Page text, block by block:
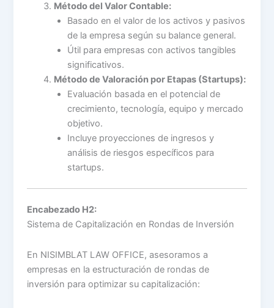
Método del Valor Contable:
Basado en el valor de los activos y pasivos
de la empresa según su balance general.
Útil para empresas con activos tangibles
significativos.
Método de Valoración por Etapas (Startups):
Evaluación basada en el potencial de
crecimiento, tecnología, equipo y mercado
objetivo.
Incluye proyecciones de ingresos y
análisis de riesgos específicos para
startups.
Encabezado H2:
Sistema de Capitalización en Rondas de Inversión
En NISIMBLAT LAW OFFICE, asesoramos a
empresas en la estructuración de rondas de
inversión para optimizar su capitalización: